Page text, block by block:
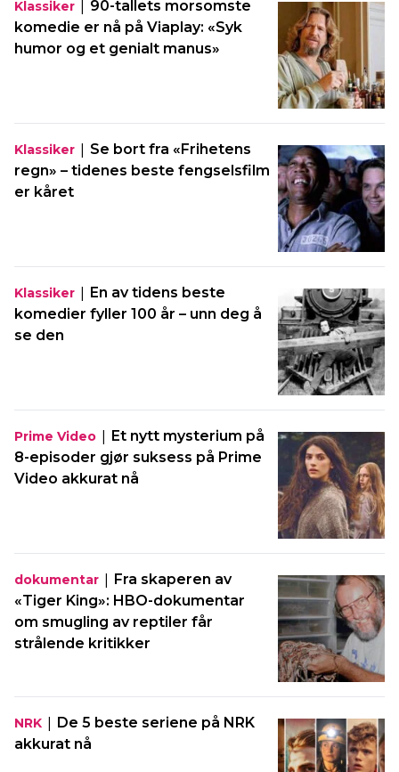
Klassiker
90-tallets morsomste
komedie er nå på Viaplay: «Syk
humor og et genialt manus»
Klassiker | Se bort fra «Frihetens
regn» – tidenes beste fengselsfilm
er kåret
Klassiker | En av tidens beste
komedier fyller 100 år – unn deg å
se den
Prime Video | Et nytt mysterium på
8-episoder gjør suksess på Prime
Video akkurat nå
dokumentar | Fra skaperen av
«Tiger King»: HBO-dokumentar
om smugling av reptiler får
strålende kritikker
NRK | De 5 beste seriene på NRK
akkurat nå